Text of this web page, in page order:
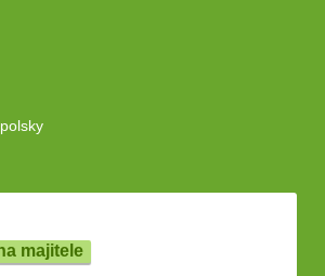
majitele